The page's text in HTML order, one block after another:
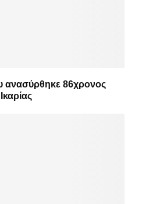
ανασύρθηκε 86χρονος